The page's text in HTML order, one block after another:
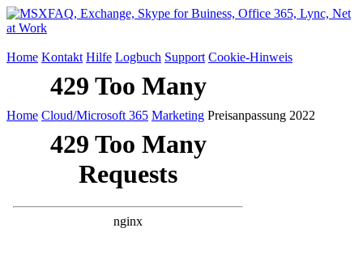
Home Kontakt Hilfe Logbuch Support Cookie-Hinweis
Home Cloud/Microsoft 365 Marketing Preisanpassung 2022